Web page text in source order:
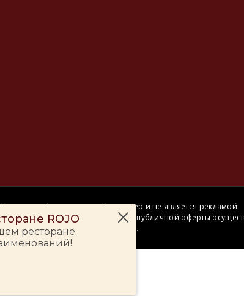
ROJO
ресторане
носит информационный характер и не является рекламой.
купли-продажи на основании публичной оферты
территории розничного магазина.